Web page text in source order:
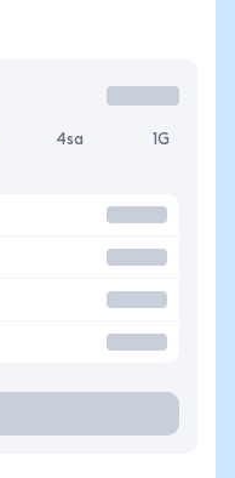
4sa 1G